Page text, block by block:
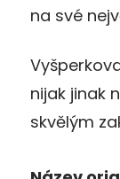
na své
nijak jinak
skvělým